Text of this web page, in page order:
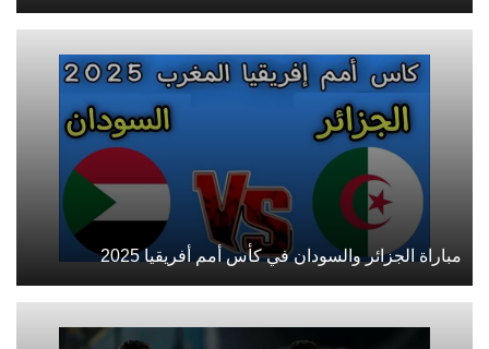
مباراة الجزائر والسودان في كأس أمم أفريقيا 2025